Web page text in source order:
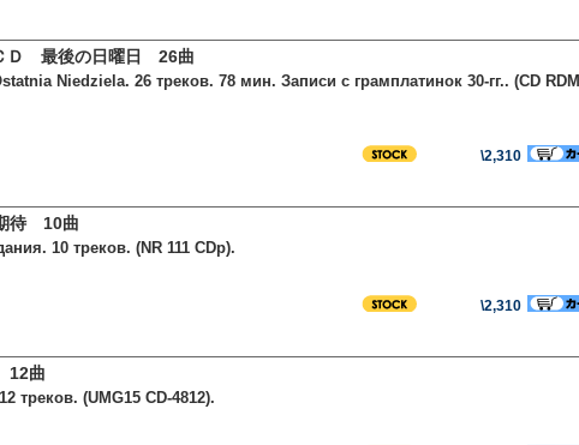
Ｄ 最後の日曜日 26曲
Niedziela. 26 треков. 78 мин. Записи с грамплатинок 30-гг.. (CD RDM
\2,310
待 10曲
10 треков. (NR 111 CDp).
\2,310
12曲
треков. (UMG15 CD-4812).